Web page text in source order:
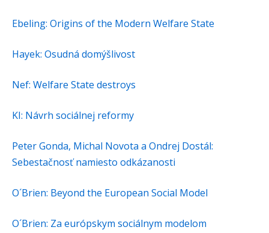
Ebeling: Origins of the Modern Welfare State
Hayek: Osudná domýšlivost
Nef: Welfare State destroys
KI: Návrh sociálnej reformy
Peter Gonda, Michal Novota a Ondrej Dostál:
Sebestačnosť namiesto odkázanosti
O´Brien: Beyond the European Social Model
O´Brien: Za európskym sociálnym modelom